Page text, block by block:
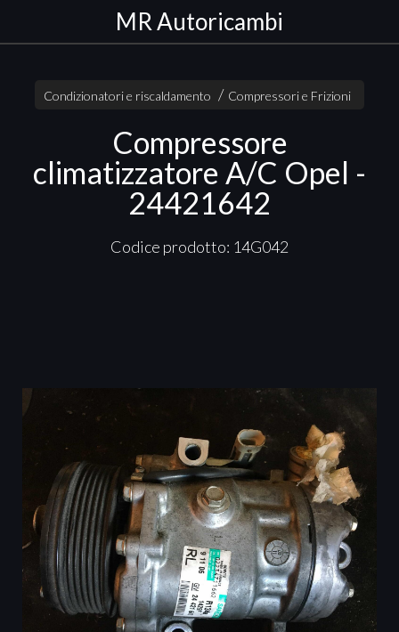
MR Autoricambi
Condizionatori e riscaldamento Compressori e Frizioni
Compressore
climatizzatore A/C Opel -
24421642
Codice prodotto: 14G042